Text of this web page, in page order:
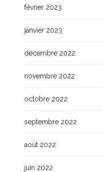
février 2023
janvier 2023
décembre 2022
novembre 2022
octobre 2022
septembre 2022
août 2022
juin 2022